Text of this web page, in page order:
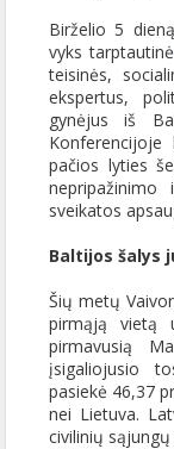
Birželio 5
vyks tarptautinė
teisinės,
ekspertus,
gynėjus iš
pačios lyties
sveikatos
Baltijos šalys
Šių metų
pirmąją vietą
pirmavusią
įsigaliojusio
pasiekė 46,37
nei Lietuva.
civilinių